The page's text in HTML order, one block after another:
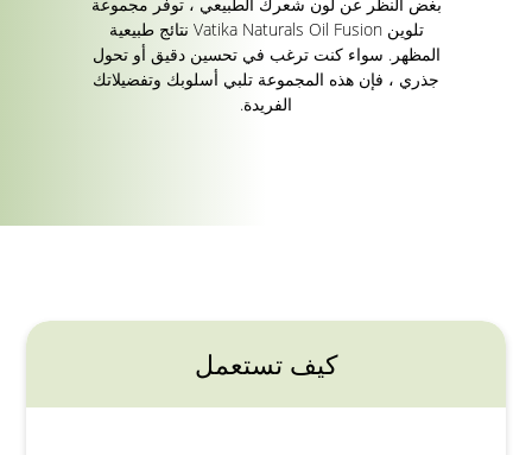
بغض النظر عن لون شعرك الطبيعي ، توفر مجموعة
تلوين Vatika Naturals Oil Fusion نتائج طبيعية
المظهر. سواء كنت ترغب في تحسين دقيق أو تحول
جذري ، فإن هذه المجموعة تلبي أسلوبك وتفضيلاتك
الفريدة.
كيف تستعمل